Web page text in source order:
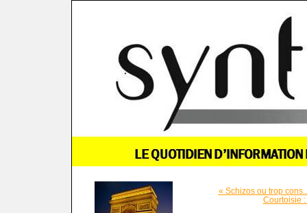
« Schizos ou trop
Courtoisie